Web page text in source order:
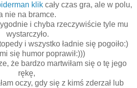
klik cały czas gra, ale w polu,
nie na bramce.
i chyba rzeczywiście tyle mu
wystarczyło.
i wszystko ładnie się pogoiło:)
się humor poprawił:)))
że bardzo martwiłam się o tę jego
rękę,
oczy, gdy się z kimś zderzał lub